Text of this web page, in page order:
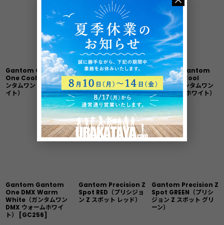
Gantom Gantom
One Cool White（ガ
ンタムワン クールホワ
イト）
Gantom Gantom
One Warm
White（ガンタムワン
ウォームホワイト）
Gantom Gantom
One DMX Cool
White（ガンタムワン
DMX クールホワイト）
[GC255]
Gantom Gantom
One DMX Warm
White（ガンタムワン
DMX ウォームホワイ
ト）
[GC256]
Gantom Precision Z
Spot RED（プリシジョ
ン Z スポット レッド）
Gantom Precision Z
Spot GREEN（プリシ
ジョン Z スポット グリ
ーン）